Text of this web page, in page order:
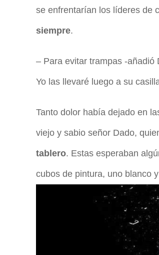
se enfrentarían los líderes de
siempre.
– Para evitar trampas -añadió
Yo las llevaré luego a su
Tanto dolor había dejado en
viejo y sabio señor Dado,
tablero. Estas esperaban
cubos de pintura, uno blanco